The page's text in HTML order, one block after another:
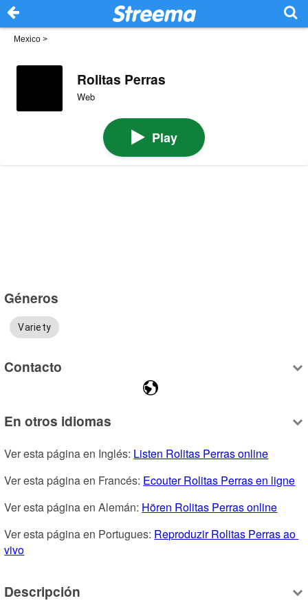
Mexico >
Rolitas Perras
Web
Play
Géneros
Variety
Contacto
En otros idiomas
Ver esta página en Inglés: Listen Rolitas Perras online
Ver esta página en Francés: Ecouter Rolitas Perras en ligne
Ver esta página en Alemán: Hören Rolitas Perras online
Ver esta página en Portugues: Reproduzir Rolitas Perras ao
vivo
Descripción